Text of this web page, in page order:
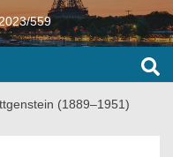
559
(1889–1951)